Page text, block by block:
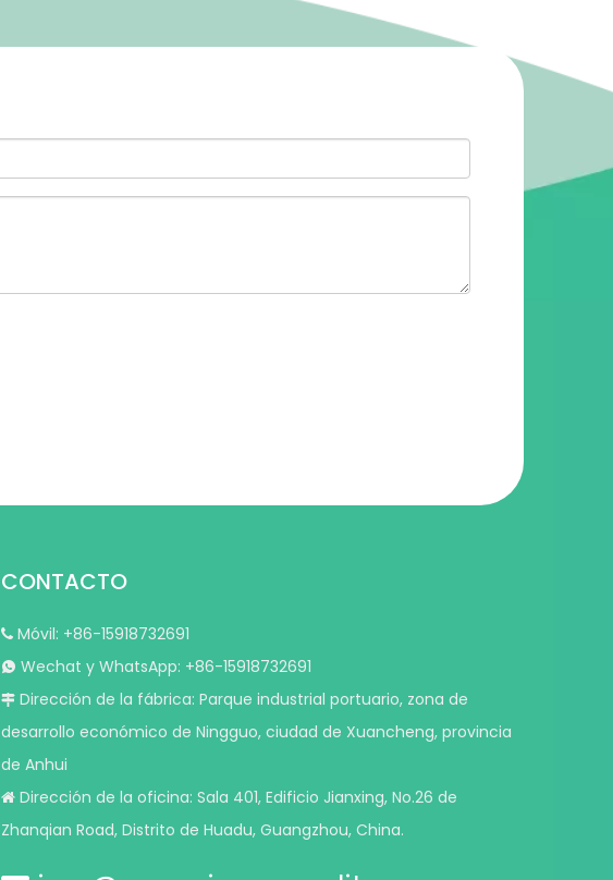
CONTACTO
 Móvil: +86-15918732691
 Wechat y WhatsApp: +86-15918732691
 Dirección de la fábrica: Parque industrial portuario, zona de
desarrollo económico de Ningguo, ciudad de Xuancheng, provincia
de Anhui
 Dirección de la oficina: Sala 401, Edificio Jianxing, No.26 de
Zhanqian Road, Distrito de Huadu, Guangzhou, China.